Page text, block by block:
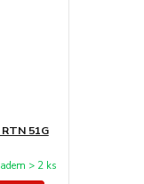
51G
> 2 ks